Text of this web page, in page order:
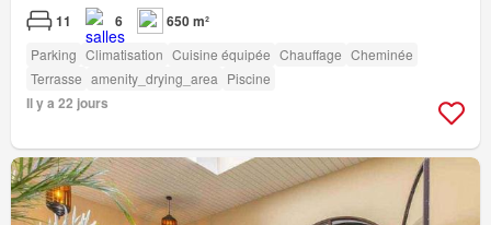
11 6 650 m²
Parking Climatisation Cuisine équipée Chauffage Cheminée
Terrasse amenity_drying_area Piscine
Il y a 22 jours